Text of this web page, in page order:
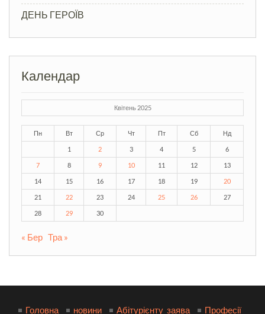
ДЕНЬ ГЕРОЇВ
Календар
Квітень 2025
Пн Вт Ср Чт Пт Сб Нд
1 2 3 4 5 6
7 8 9 10 11 12 13
14 15 16 17 18 19 20
21 22 23 24 25 26 27
28 29 30
« Бер Тра »
Головна новини Абітурієнту_заява Професії